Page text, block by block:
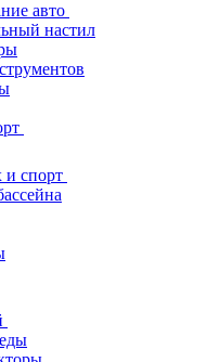
авто
настил
спорт